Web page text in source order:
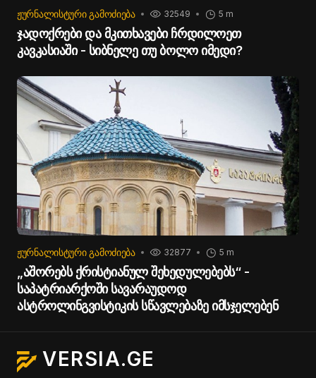
ᲟᲣᲠᲜᲐᲚᲘᲡᲢᲣᲠᲘ ᲒᲐᲛᲝᲫᲘᲔᲑᲐ 32549 5 m
ჯადოქრები და მკითხავები ჩრდილოეთ
კავკასიაში - სიბნელე თუ ბოლო იმედი?
ᲟᲣᲠᲜᲐᲚᲘᲡᲢᲣᲠᲘ ᲒᲐᲛᲝᲫᲘᲔᲑᲐ 32877 5 m
„აშორებს ქრისტიანულ შეხედულებებს“ -
საპატრიარქოში სავარაუდოდ
ასტროლინგვისტიკის სწავლებაზე იმსჯელებენ
VERSIA.GE